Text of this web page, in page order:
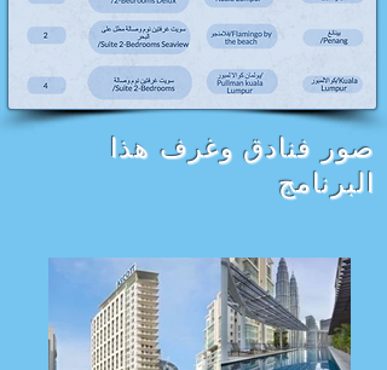
صور فنادق وغرف هذا
البرنامج